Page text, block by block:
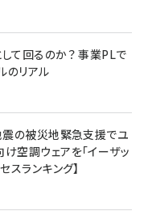
て回るのか？ 事業PLで
のリアル
震の被災地緊急支援でユ
空調ウェアを「イーザッ
スランキング】